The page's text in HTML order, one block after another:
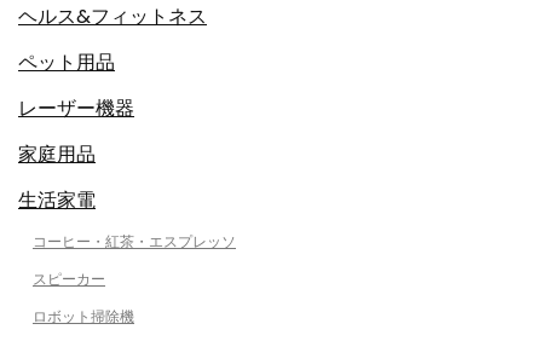
ヘルス&フィットネス
ペット用品
レーザー機器
家庭用品
生活家電
コーヒー・紅茶・エスプレッソ
スピーカー
ロボット掃除機